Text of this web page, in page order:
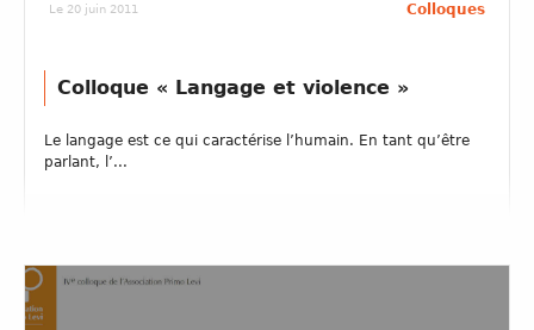
Le 20 juin 2011 Colloques
Colloque « Langage et violence »
Le langage est ce qui caractérise l’humain. En tant qu’être
parlant, l’...